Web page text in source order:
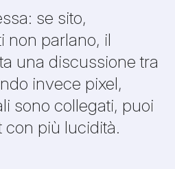
se sito,
non parlano, il
una discussione tra
invece pixel,
sono collegati, puoi
più lucidità.